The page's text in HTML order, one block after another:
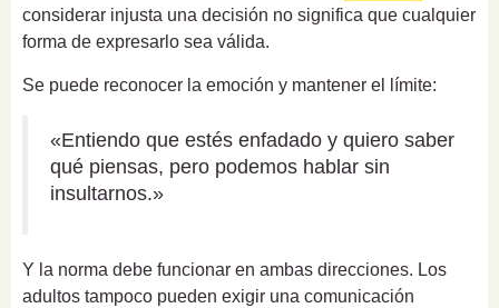
considerar injusta una decisión no significa que cualquier
forma de expresarlo sea válida.
Se puede reconocer la emoción y mantener el límite:
«Entiendo que estés enfadado y quiero saber
qué piensas, pero podemos hablar sin
insultarnos.»
Y la norma debe funcionar en ambas direcciones. Los
adultos tampoco pueden exigir una comunicación